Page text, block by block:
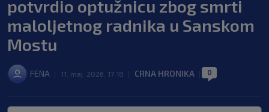
potvrdio optužnicu zbog smrti
maloljetnog radnika u Sanskom
Mostu
FENA 11. maj. 2026. 17:18 CRNA HRONIKA 0